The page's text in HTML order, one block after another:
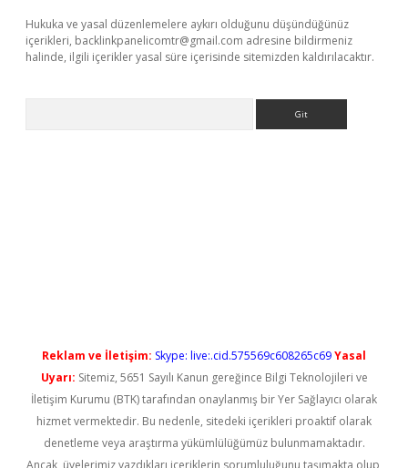
Hukuka ve yasal düzenlemelere aykırı olduğunu düşündüğünüz
içerikleri, backlinkpanelicomtr@gmail.com adresine bildirmeniz
halinde, ilgili içerikler yasal süre içerisinde sitemizden kaldırılacaktır.
Reklam ve İletişim: Skype: live:.cid.575569c608265c69Yasal
Uyarı: Sitemiz, 5651 Sayılı Kanun gereğince Bilgi Teknolojileri ve
İletişim Kurumu (BTK) tarafından onaylanmış bir Yer Sağlayıcı olarak
hizmet vermektedir. Bu nedenle, sitedeki içerikleri proaktif olarak
denetleme veya araştırma yükümlülüğümüz bulunmamaktadır.
Ancak, üyelerimiz yazdıkları içeriklerin sorumluluğunu taşımakta olup,